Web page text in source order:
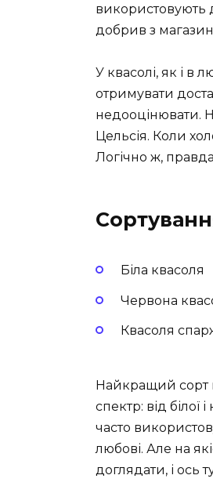
використовують
добрив з
У квасолі, як і в
отримувати
недооцінювати.
Цельсія. Коли
Логічно ж,
Біла квасоля
Червона
Квасоля
Найкращий сорт
спектр: від білої
часто
любові. Але на
доглядати, і ось